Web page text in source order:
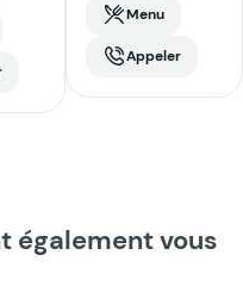
Menu
Appeler
également vous